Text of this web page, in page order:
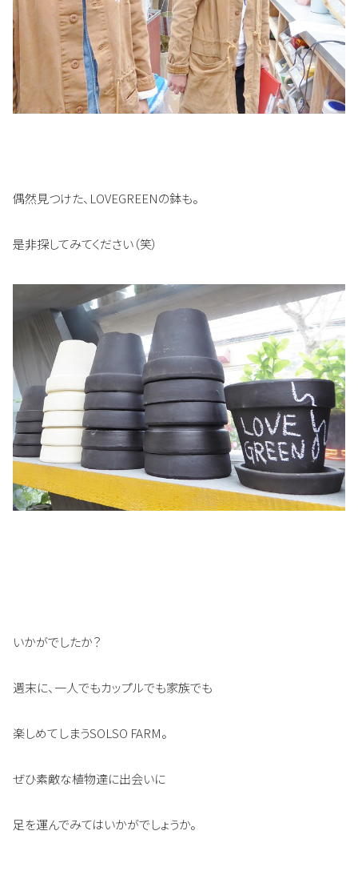
偶然見つけた、LOVEGREENの鉢も。
是非探してみてください（笑）
いかがでしたか？
週末に、一人でもカップルでも家族でも
楽しめてしまうSOLSO FARM。
ぜひ素敵な植物達に出会いに
足を運んでみてはいかがでしょうか。